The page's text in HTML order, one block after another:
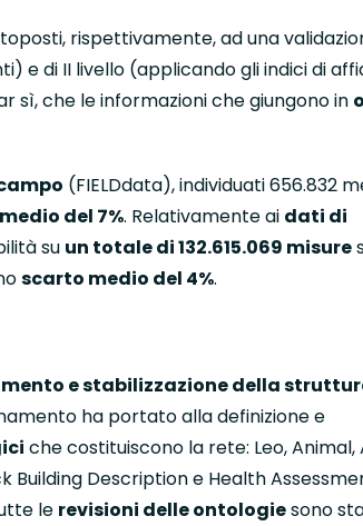
rispettivamente, ad una
e di II livello (applicando gli indici di
sì, che le informazioni che giungono in
(FIELDdata), individuati 656.832
del 7%. Relativamente ai dati di
su un totale di 132.615.069 misure
scarto medio del 4%.
e stabilizzazione della
ha portato alla definizione e
che costituiscono la rete: Leo, Animal,
Building Description e Health
le revisioni delle ontologiesono